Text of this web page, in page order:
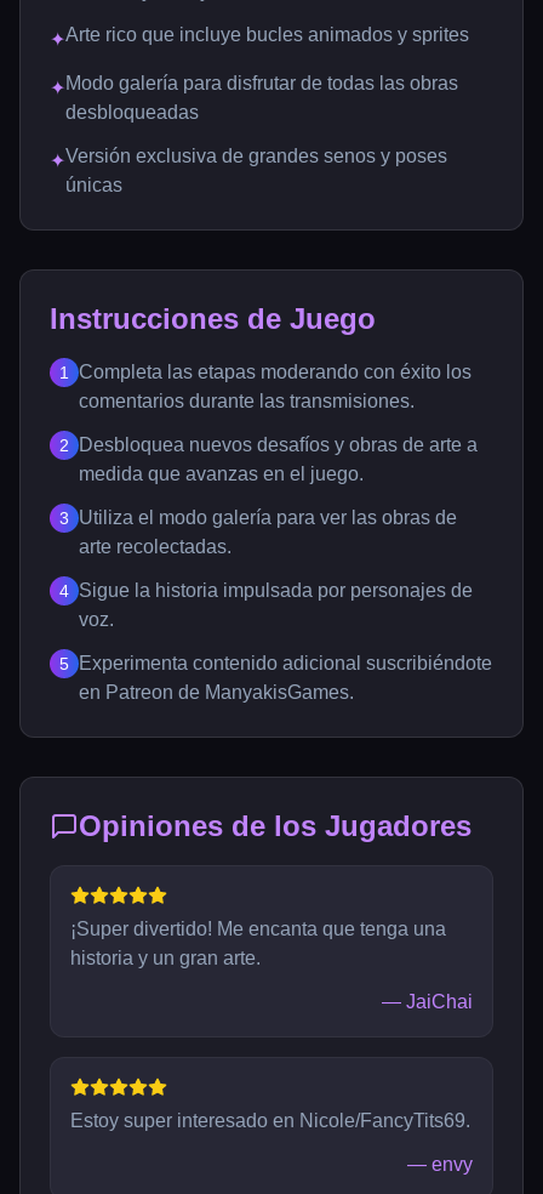
✦Arte rico que incluye bucles animados y sprites
✦Modo galería para disfrutar de todas las obras
desbloqueadas
✦Versión exclusiva de grandes senos y poses
únicas
Instrucciones de Juego
1
Completa las etapas moderando con éxito los
comentarios durante las transmisiones.
2
Desbloquea nuevos desafíos y obras de arte a
medida que avanzas en el juego.
3
Utiliza el modo galería para ver las obras de
arte recolectadas.
4 Sigue la historia impulsada por personajes de
voz.
5
Experimenta contenido adicional suscribiéndote
en Patreon de ManyakisGames.
Opiniones de los Jugadores
¡Super divertido! Me encanta que tenga una
historia y un gran arte.
— JaiChai
Estoy super interesado en Nicole/FancyTits69.
— envy